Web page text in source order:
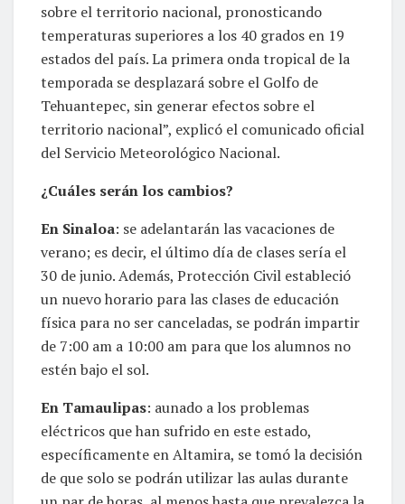
sobre el territorio nacional, pronosticando
temperaturas superiores a los 40 grados en 19
estados del país. La primera onda tropical de la
temporada se desplazará sobre el Golfo de
Tehuantepec, sin generar efectos sobre el
territorio nacional”, explicó el comunicado oficial
del Servicio Meteorológico Nacional.
¿Cuáles serán los cambios?
En Sinaloa: se adelantarán las vacaciones de
verano; es decir, el último día de clases sería el
30 de junio. Además, Protección Civil estableció
un nuevo horario para las clases de educación
física para no ser canceladas, se podrán impartir
de 7:00 am a 10:00 am para que los alumnos no
estén bajo el sol.
En Tamaulipas: aunado a los problemas
eléctricos que han sufrido en este estado,
específicamente en Altamira, se tomó la decisión
de que solo se podrán utilizar las aulas durante